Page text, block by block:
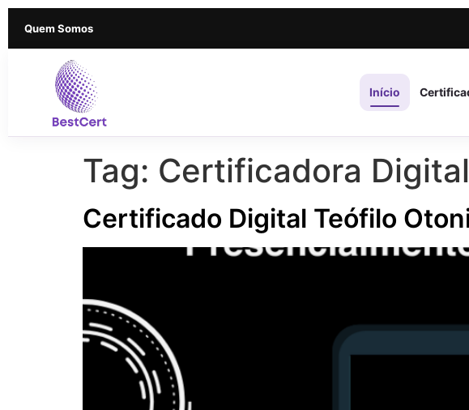
Quem Somos
Início
Tag: Certificadora
Certificado Digital Teófilo